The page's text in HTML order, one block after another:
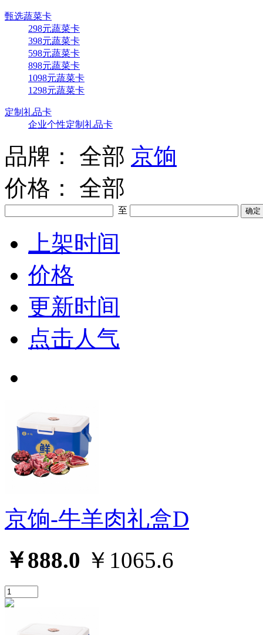
甄选蔬菜卡
298元蔬菜卡
398元蔬菜卡
598元蔬菜卡
898元蔬菜卡
1098元蔬菜卡
1298元蔬菜卡
定制礼品卡
企业个性定制礼品卡
品牌： 全部 京饷
价格： 全部
至
上架时间
价格
更新时间
点击人气
京饷-牛羊肉礼盒D
￥888.0 ￥1065.6